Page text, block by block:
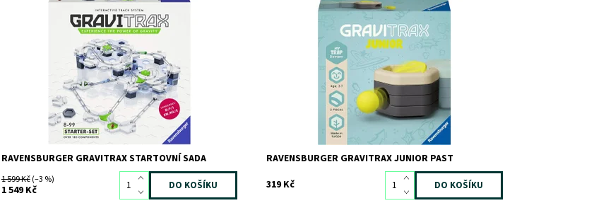
Ovládněte gravitaci!
Skladem1
5589
RAVENSBURGER
RAVENSBURGER GRAVITRAX STARTOVNÍ SADA
1 599 Kč(–3 %)
1 549 Kč
Dostupnost: Skladem>3
11014
RAVENSBURGER
RAVENSBURGER GRAVITRAX JUNIOR PAST
319 Kč